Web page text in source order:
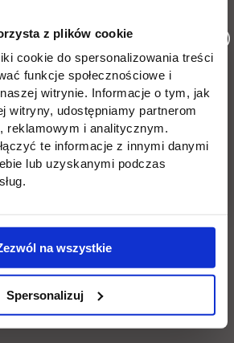
z plików cookie
cookie do spersonalizowania treści
funkcje społecznościowe i
witrynie. Informacje o tym, jak
witryny, udostępniamy partnerom
reklamowym i analitycznym.
te informacje z innymi danymi
lub uzyskanymi podczas
na wszystkie
Spersonalizuj
Jednym z nich są szkolenia i
pewno będziesz mógł wykorzystać
dadzą Ci jednak szerokiego
które jest niezbędne do
problemów i do
stanowiska.
wiedzę będziesz mógł natomiast
bowiem naprawdę solidne podstawy
wybierając ofertę uczelni, która
z sektora TSL
rynku i realnie
pracy.